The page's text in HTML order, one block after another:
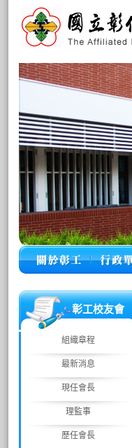
彰工校友會
組織章程
最新消息
現任會長
理監事
歷任會長